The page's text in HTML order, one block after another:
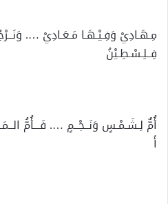
مِـهَـادِيْ وَفِـيْـهَـا مَـعَـادِيْ ….
فِــلِـسْـطِـيْنُ
أُمٌّ لِـشَـمْـسٍ وَنَــجْــمٍ …. فَـــأُمُّ
أَ